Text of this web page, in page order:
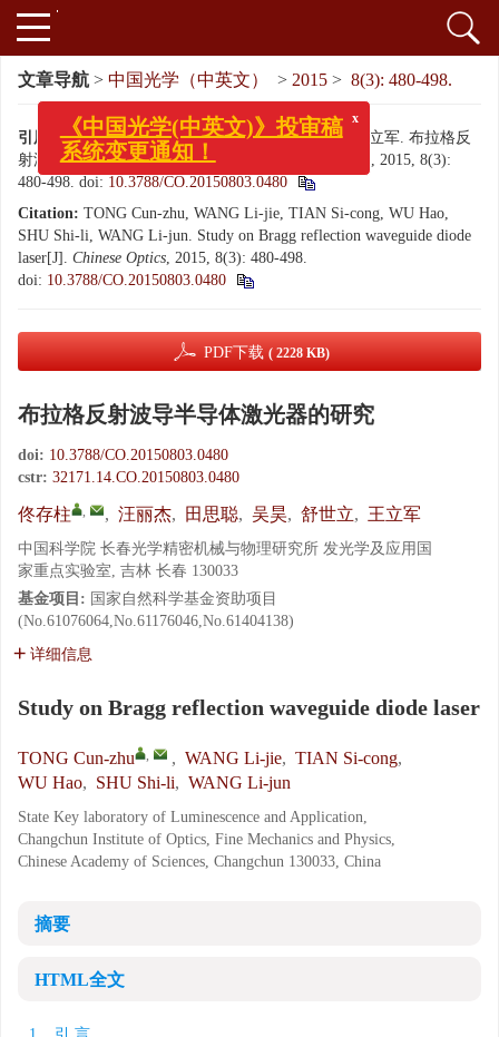
文章导航 > 中国光学（中英文） > 2015 > 8(3): 480-498.
引用本文:佟存柱, 汪丽杰, 田思聪, 吴昊, 舒世立, 王立军. 布拉格反
射波导半导体激光器的研究[J]. 中国光学（中英文）, 2015, 8(3):
480-498. doi: 10.3788/CO.20150803.0480
Citation: TONG Cun-zhu, WANG Li-jie, TIAN Si-cong, WU Hao,
SHU Shi-li, WANG Li-jun. Study on Bragg reflection waveguide diode
laser[J]. Chinese Optics, 2015, 8(3): 480-498.
doi: 10.3788/CO.20150803.0480
PDF下载 ( 2228 KB)
布拉格反射波导半导体激光器的研究
doi: 10.3788/CO.20150803.0480
cstr: 32171.14.CO.20150803.0480
佟存柱 , , 汪丽杰, 田思聪, 吴昊, 舒世立, 王立军
中国科学院 长春光学精密机械与物理研究所 发光学及应用国
家重点实验室, 吉林 长春 130033
基金项目: 国家自然科学基金资助项目
(No.61076064,No.61176046,No.61404138)
详细信息
Study on Bragg reflection waveguide diode laser
TONG Cun-zhu , , WANG Li-jie, TIAN Si-cong,
WU Hao, SHU Shi-li, WANG Li-jun
State Key laboratory of Luminescence and Application,
Changchun Institute of Optics, Fine Mechanics and Physics,
Chinese Academy of Sciences, Changchun 130033, China
摘要
HTML全文
《中国光学(中英文)》投审稿
系统变更通知！